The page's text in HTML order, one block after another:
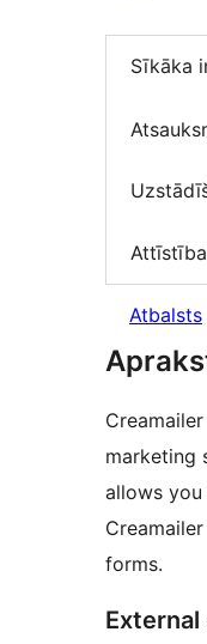
Sīkāka
Attīstība
Atbalsts
marketing
allows
forms.